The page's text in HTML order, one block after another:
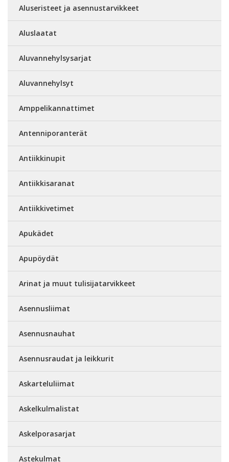
Aluseristeet ja asennustarvikkeet
Aluslaatat
Aluvannehylsysarjat
Aluvannehylsyt
Amppelikannattimet
Antenniporanterät
Antiikkinupit
Antiikkisaranat
Antiikkivetimet
Apukädet
Apupöydät
Arinat ja muut tulisijatarvikkeet
Asennusliimat
Asennusnauhat
Asennusraudat ja leikkurit
Askarteluliimat
Askelkulmalistat
Askelporasarjat
Astekulmat